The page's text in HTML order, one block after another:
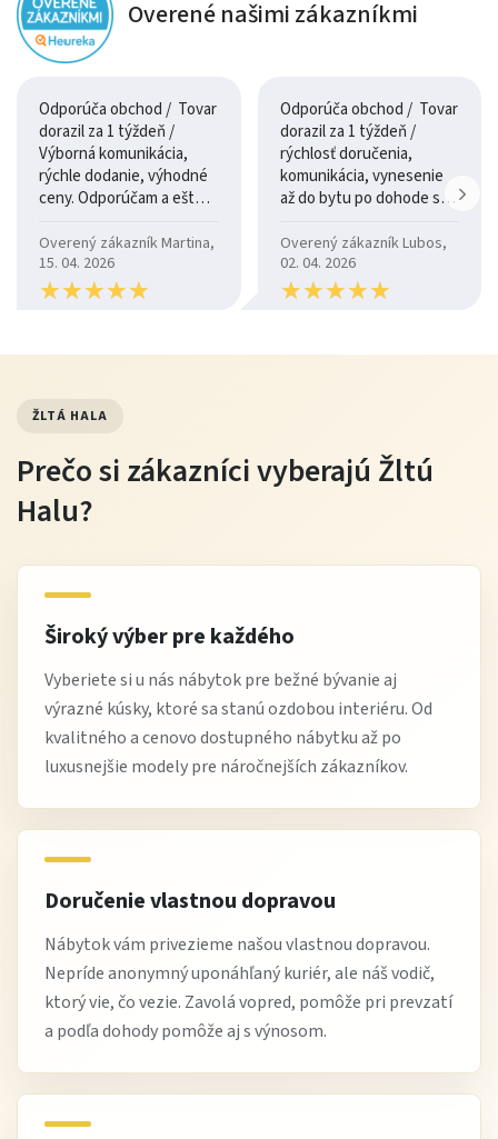
Overené našimi zákazníkmi
Odporúča obchod / Tovar
dorazil za 1 týždeň /
Výborná komunikácia,
rýchle dodanie, výhodné
ceny. Odporúčam a ešte
Overený zákazník Martina,
15. 04. 2026
★★★★★
★★★★★
Odporúča obchod / Tovar
dorazil za 1 týždeň /
rýchlosť doručenia,
komunikácia, vynesenie
až do bytu po dohode so
Overený zákazník Lubos,
02. 04. 2026
★★★★★
★★★★★
ŽLTÁ HALA
Prečo si zákazníci vyberajú Žltú
Halu?
Široký výber pre každého
Vyberiete si u nás nábytok pre bežné bývanie aj
výrazné kúsky, ktoré sa stanú ozdobou interiéru. Od
kvalitného a cenovo dostupného nábytku až po
luxusnejšie modely pre náročnejších zákazníkov.
Doručenie vlastnou dopravou
Nábytok vám privezieme našou vlastnou dopravou.
Nepríde anonymný uponáhľaný kuriér, ale náš vodič,
ktorý vie, čo vezie. Zavolá vopred, pomôže pri prevzatí
a podľa dohody pomôže aj s výnosom.